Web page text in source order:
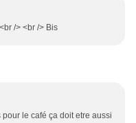
/> <br /> Bis
le café ça doit etre aussi